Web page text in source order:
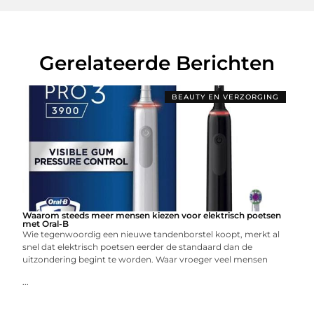
Gerelateerde Berichten
BEAUTY EN VERZORGING
Waarom steeds meer mensen kiezen voor elektrisch poetsen
met Oral-B
Wie tegenwoordig een nieuwe tandenborstel koopt, merkt al
snel dat elektrisch poetsen eerder de standaard dan de
uitzondering begint te worden. Waar vroeger veel mensen
...